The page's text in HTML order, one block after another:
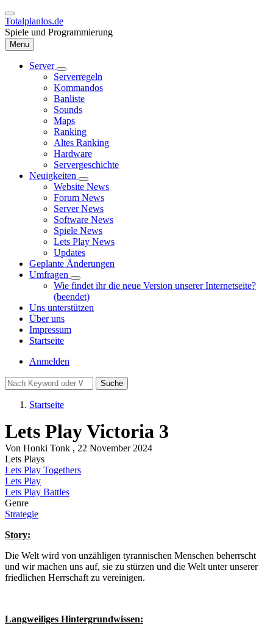
Direkt
zum
Inhalt
Totalplanlos.de
Spiele und Programmierung
Menu
Hauptnavigation
Server
Unternavigation
von
Server
Serverregeln
Kommandos
Banliste
Sounds
Maps
Ranking
Altes Ranking
Hardware
Servergeschichte
Neuigkeiten
Unternavigation
von
Neuigkeiten
Website News
Forum News
Server News
Software News
Spiele News
Lets Play News
Updates
Geplante Änderungen
Umfragen
Unternavigation
von
Umfragen
Wie findet ihr die neue Version unserer Internetseite?
(beendet)
Uns unterstützen
Über uns
Impressum
Startseite
Benutzermenü
Anmelden
Suche
Startseite
Lets Play Victoria 3
Von Honki Tonk , 22 November 2024
Lets Plays
Lets Play Togethers
Lets Play
Lets Play Battles
Genre
Strategie
Story:
Die Welt wird von unzähligen tyrannischen Menschen beherrscht
und wir machen uns auf, sie zu stürzen und die Welt unter unserer
friedlichen Herrschaft zu vereinigen.
Langweiliges Hintergrundwissen: